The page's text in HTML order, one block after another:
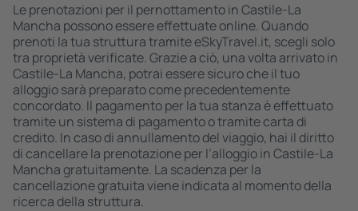
Le prenotazioni per il pernottamento in Castile-La
Mancha possono essere effettuate online. Quando
prenoti la tua struttura tramite eSkyTravel.it, scegli solo
tra proprietà verificate. Grazie a ciò, una volta arrivato in
Castile-La Mancha, potrai essere sicuro che il tuo
alloggio sarà preparato come precedentemente
concordato. Il pagamento per la tua stanza è effettuato
tramite un sistema di pagamento o tramite carta di
credito. In caso di annullamento del viaggio, hai il diritto
di cancellare la prenotazione per l’alloggio in Castile-La
Mancha gratuitamente. La scadenza per la
cancellazione gratuita viene indicata al momento della
ricerca della struttura.